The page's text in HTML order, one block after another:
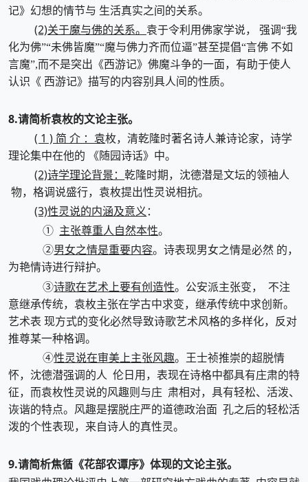
记》幻想的情节与 生活真实之间的关系。
(2)关于魔与佛的关系。 袁于令利用佛家学说， 强调“我
化为佛”“未佛皆魔”“魔与佛力齐而位逼”甚至提倡“言佛 不如
言魔”,而不是突出《西游记》佛魔斗争的一面，有助于使人
认识《 西游记》描写的内容别具人间的性质。
8.请简析袁枚的文论主张。
( 1 ) 简 介 ：袁枚，清乾隆时著名诗人兼诗论家，诗学
理论集中在他的 《随园诗话》中。
(2)诗学理论背景：乾隆时期，沈德潜是文坛的领袖人
物，格调说盛行，袁枚提出性灵说相抗。
(3)性灵说的内涵及意义 ：
① 主张尊重人自然本性。
②男女之情是重要内容。诗表现男女之情是必然 的，
为艳情诗进行辩护。
③诗歌在艺术上要有创造性。公安派主张变， 不注
意继承传统，袁枚主张在学古中求变，继承传统中求创新。
艺术表 现方式的变化必然导致诗歌艺术风格的多样化，反对
推尊某一种格调。
④性灵说在审美上主张风趣。王士祯推崇的超脱情
怀，沈德潜强调的人 伦日用，表现在诗格中都具有庄肃的特
征，而袁枚性灵说的风趣则与庄 肃相对，具有轻松、活泼、
诙谐的特点。风趣是摆脱庄严的道德政治面 孔之后的轻松活
泼的个性表现，来自诗人的真性灵。
9.请简析焦循《花部农谭序》体现的文论主张。